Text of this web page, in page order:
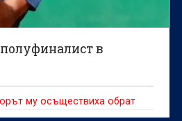
в
му осъществиха обрат